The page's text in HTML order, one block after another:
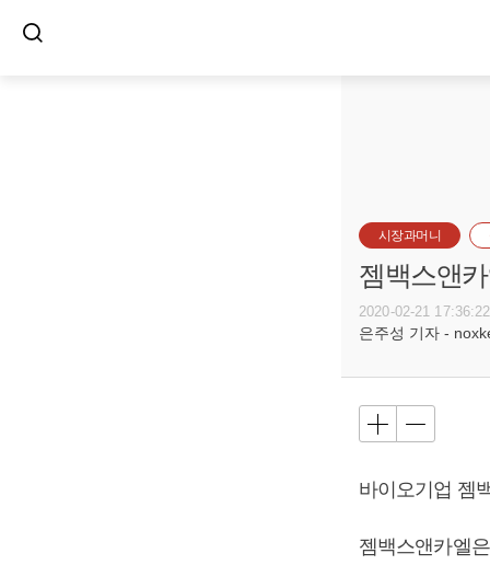
시장과머니
젬백스앤
2020-02-21 17:36:22
은주성 기자 -
바이오기업 젬
젬백스앤카엘